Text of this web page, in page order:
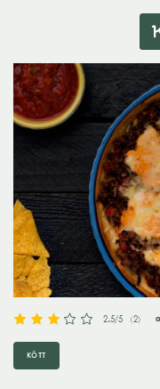
2.5/5 (2)
KÖTT